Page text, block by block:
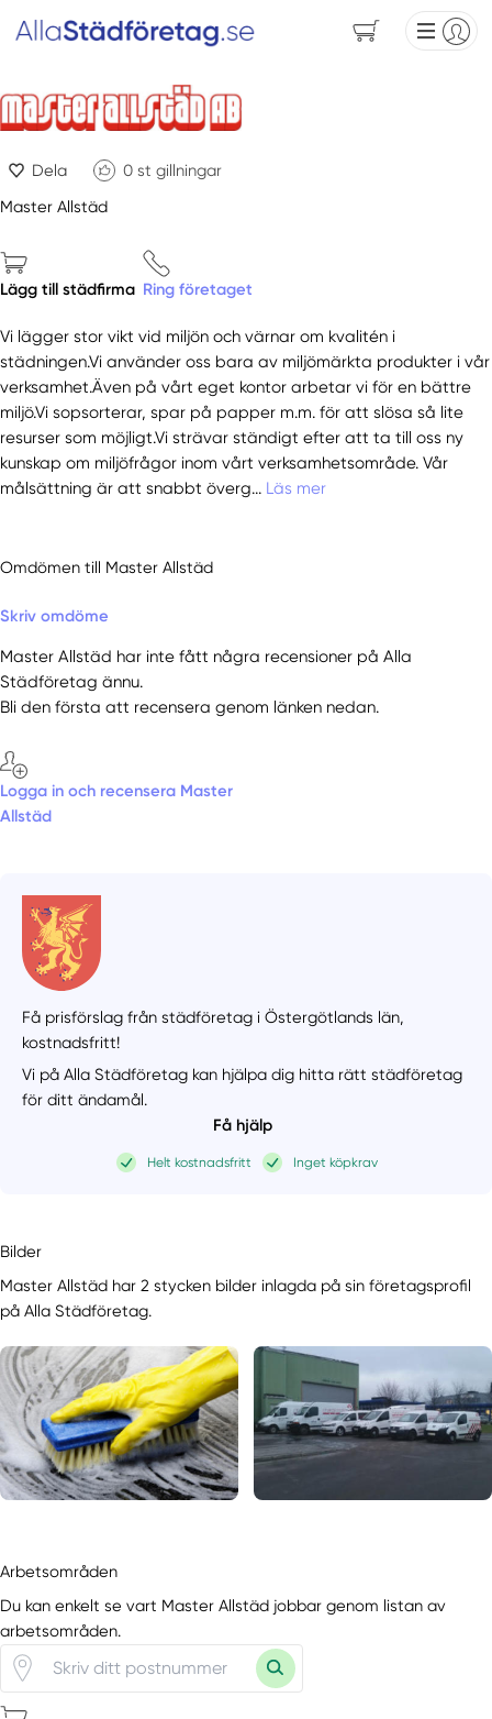
Dela 0 st gillningar
Master Allstäd
Lägg till städfirma Ring företaget
Vi lägger stor vikt vid miljön och värnar om kvalitén i
städningen.Vi använder oss bara av miljömärkta produkter i vår
verksamhet.Även på vårt eget kontor arbetar vi för en bättre
miljö.Vi sopsorterar, spar på papper m.m. för att slösa så lite
resurser som möjligt.Vi strävar ständigt efter att ta till oss ny
kunskap om miljöfrågor inom vårt verksamhetsområde. Vår
målsättning är att snabbt överg... Läs mer
Omdömen till Master Allstäd
Skriv omdöme
Master Allstäd har inte fått några recensioner på Alla
Städföretag ännu.
Bli den första att recensera genom länken nedan.
Logga in och recensera Master
Allstäd
Få prisförslag från städföretag i Östergötlands län,
kostnadsfritt!
Vi på Alla Städföretag kan hjälpa dig hitta rätt städföretag
för ditt ändamål.
Få hjälp
Helt kostnadsfritt Inget köpkrav
Bilder
Master Allstäd har 2 stycken bilder inlagda på sin företagsprofil
på Alla Städföretag.
Arbetsområden
Du kan enkelt se vart Master Allstäd jobbar genom listan av
arbetsområden.